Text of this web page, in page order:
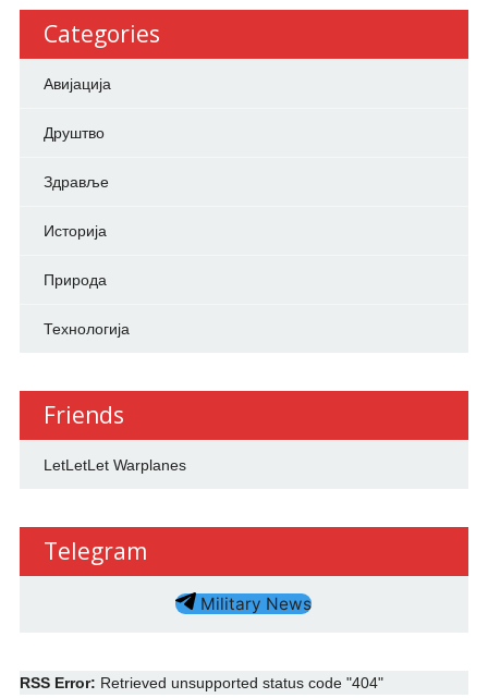
Categories
Авијација
Друштво
Здравље
Историја
Природа
Технологија
Friends
LetLetLet Warplanes
Telegram
Military News
RSS Error: Retrieved unsupported status code "404"